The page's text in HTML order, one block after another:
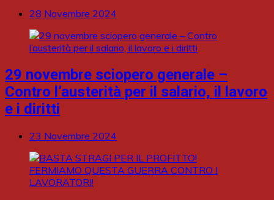
28 Novembre 2024
29 novembre sciopero generale –
Contro l’austerità per il salario, il lavoro
e i diritti
23 Novembre 2024